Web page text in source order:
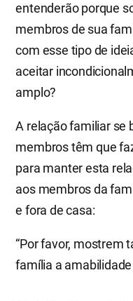
entenderão porque
membros de sua
com esse tipo de
aceitar
amplo?
A relação familiar se
membros têm que
para manter esta
aos membros da
e fora de casa:
“Por favor, mostrem
família a